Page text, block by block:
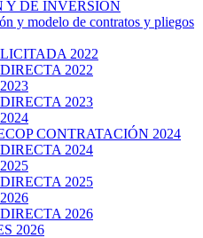
Y DE INVERSIÓN
y modelo de contratos y pliegos
2022
2022
2023
CONTRATACIÓN 2024
2024
2025
2026
2026